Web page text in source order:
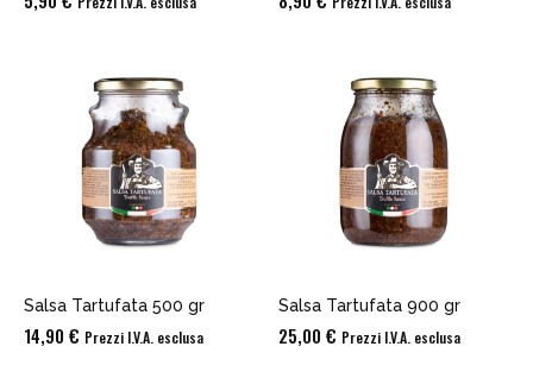
Salsa Tartufata 500 gr
14,90 € Prezzi I.V.A. esclusa
Salsa Tartufata 900 gr
25,00 € Prezzi I.V.A. esclusa